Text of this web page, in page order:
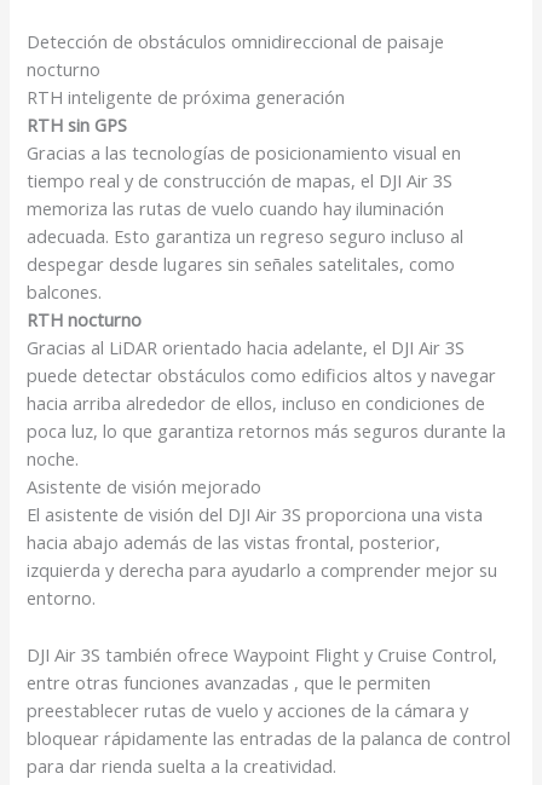
Detección de obstáculos omnidireccional de paisaje
nocturno
RTH inteligente de próxima generación
RTH sin GPS
Gracias a las tecnologías de posicionamiento visual en
tiempo real y de construcción de mapas, el DJI Air 3S
memoriza las rutas de vuelo cuando hay iluminación
adecuada. Esto garantiza un regreso seguro incluso al
despegar desde lugares sin señales satelitales, como
balcones.
RTH nocturno
Gracias al LiDAR orientado hacia adelante, el DJI Air 3S
puede detectar obstáculos como edificios altos y navegar
hacia arriba alrededor de ellos, incluso en condiciones de
poca luz, lo que garantiza retornos más seguros durante la
noche.
Asistente de visión mejorado
El asistente de visión del DJI Air 3S proporciona una vista
hacia abajo además de las vistas frontal, posterior,
izquierda y derecha para ayudarlo a comprender mejor su
entorno.
DJI Air 3S también ofrece Waypoint Flight y Cruise Control,
entre otras funciones avanzadas , que le permiten
preestablecer rutas de vuelo y acciones de la cámara y
bloquear rápidamente las entradas de la palanca de control
para dar rienda suelta a la creatividad.